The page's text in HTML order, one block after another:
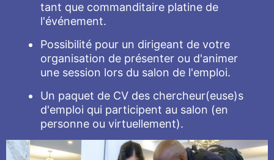
tant que commanditaire platine de
l'événement.
Possibilité pour un dirigeant de votre
organisation de présenter ou d'animer
une session lors du salon de l'emploi.
Un paquet de CV des chercheur(euse)s
d'emploi qui participent au salon (en
personne ou virtuellement).